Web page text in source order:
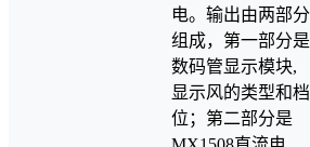
电。输出由两部分
组成，第一部分是
数码管显示模块,
显示风的类型和档
位；第二部分是